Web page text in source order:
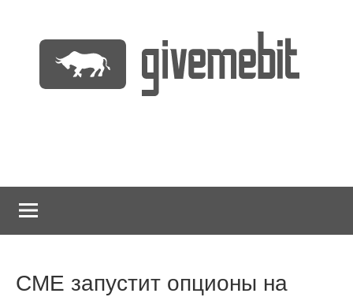
содержимому
CME запустит опционы на